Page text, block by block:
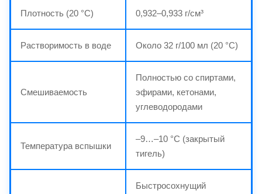
Плотность (20 °C) 0,932–0,933 г/см³
Растворимость в воде Около 32 г/100 мл (20 °C)
Смешиваемость
Полностью со спиртами,
эфирами, кетонами,
углеводородами
Температура вспышки
–9…–10 °C (закрытый
тигель)
Быстросохнущий